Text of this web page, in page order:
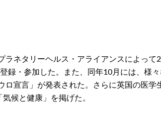
ネタリーヘルス・アライアンスによって
録・参加した。また、同年10月には、様
宣言」が発表された。さらに英国の医学
候と健康」を掲げた。